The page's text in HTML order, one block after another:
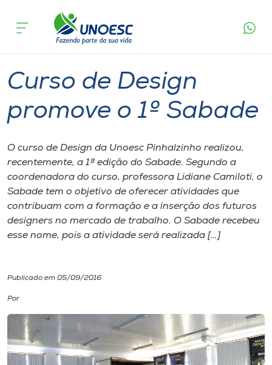
Cursos
Portal de Ensino
A
Unoesc
I.nova
Diplomados
acontece
Curso de Design
promove o 1º Sabade
O curso de Design da Unoesc Pinhalzinho realizou,
recentemente, a 1ª edição do Sabade. Segundo a
coordenadora do curso, professora Lidiane Camiloti, o
Sabade tem o objetivo de oferecer atividades que
contribuam com a formação e a inserção dos futuros
designers no mercado de trabalho. O Sabade recebeu
esse nome, pois a atividade será realizada […]
Publicado em 05/09/2016
Por